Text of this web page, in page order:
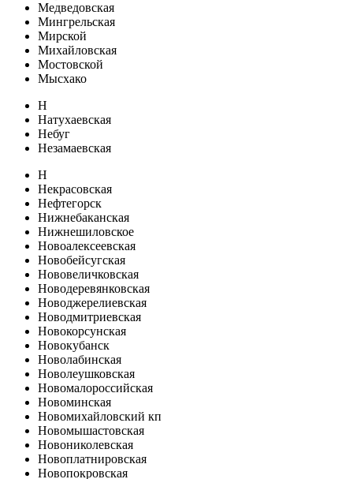
Медведовская
Мингрельская
Мирской
Михайловская
Мостовской
Мысхако
Н
Натухаевская
Небуг
Незамаевская
Н
Некрасовская
Нефтегорск
Нижнебаканская
Нижнешиловское
Новоалексеевская
Новобейсугская
Нововеличковская
Новодеревянковская
Новоджерелиевская
Новодмитриевская
Новокорсунская
Новокубанск
Новолабинская
Новолеушковская
Новомалороссийская
Новоминская
Новомихайловский кп
Новомышастовская
Новониколевская
Новоплатнировская
Новопокровская